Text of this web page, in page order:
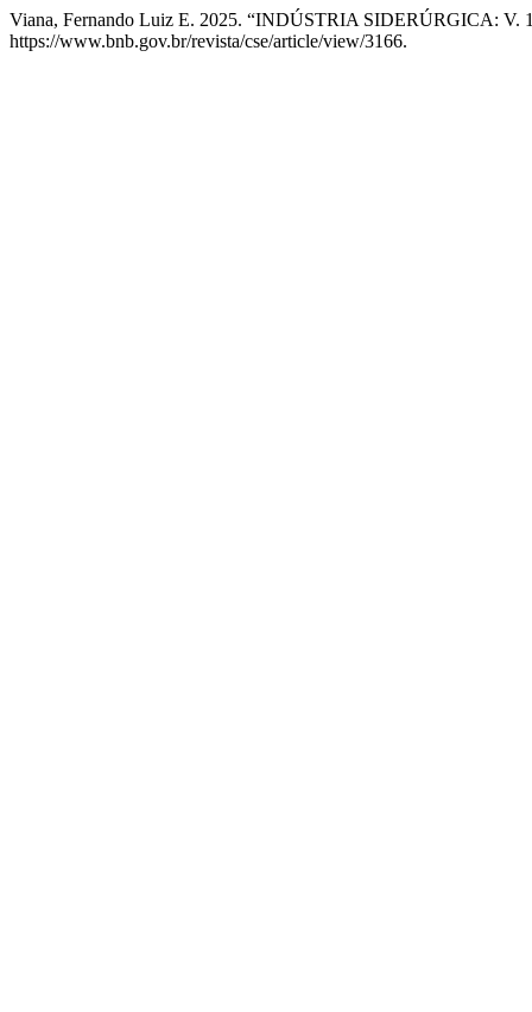
Viana, Fernando Luiz E. 2025. “INDÚSTRIA SIDERÚRGICA: V.
https://www.bnb.gov.br/revista/cse/article/view/3166.